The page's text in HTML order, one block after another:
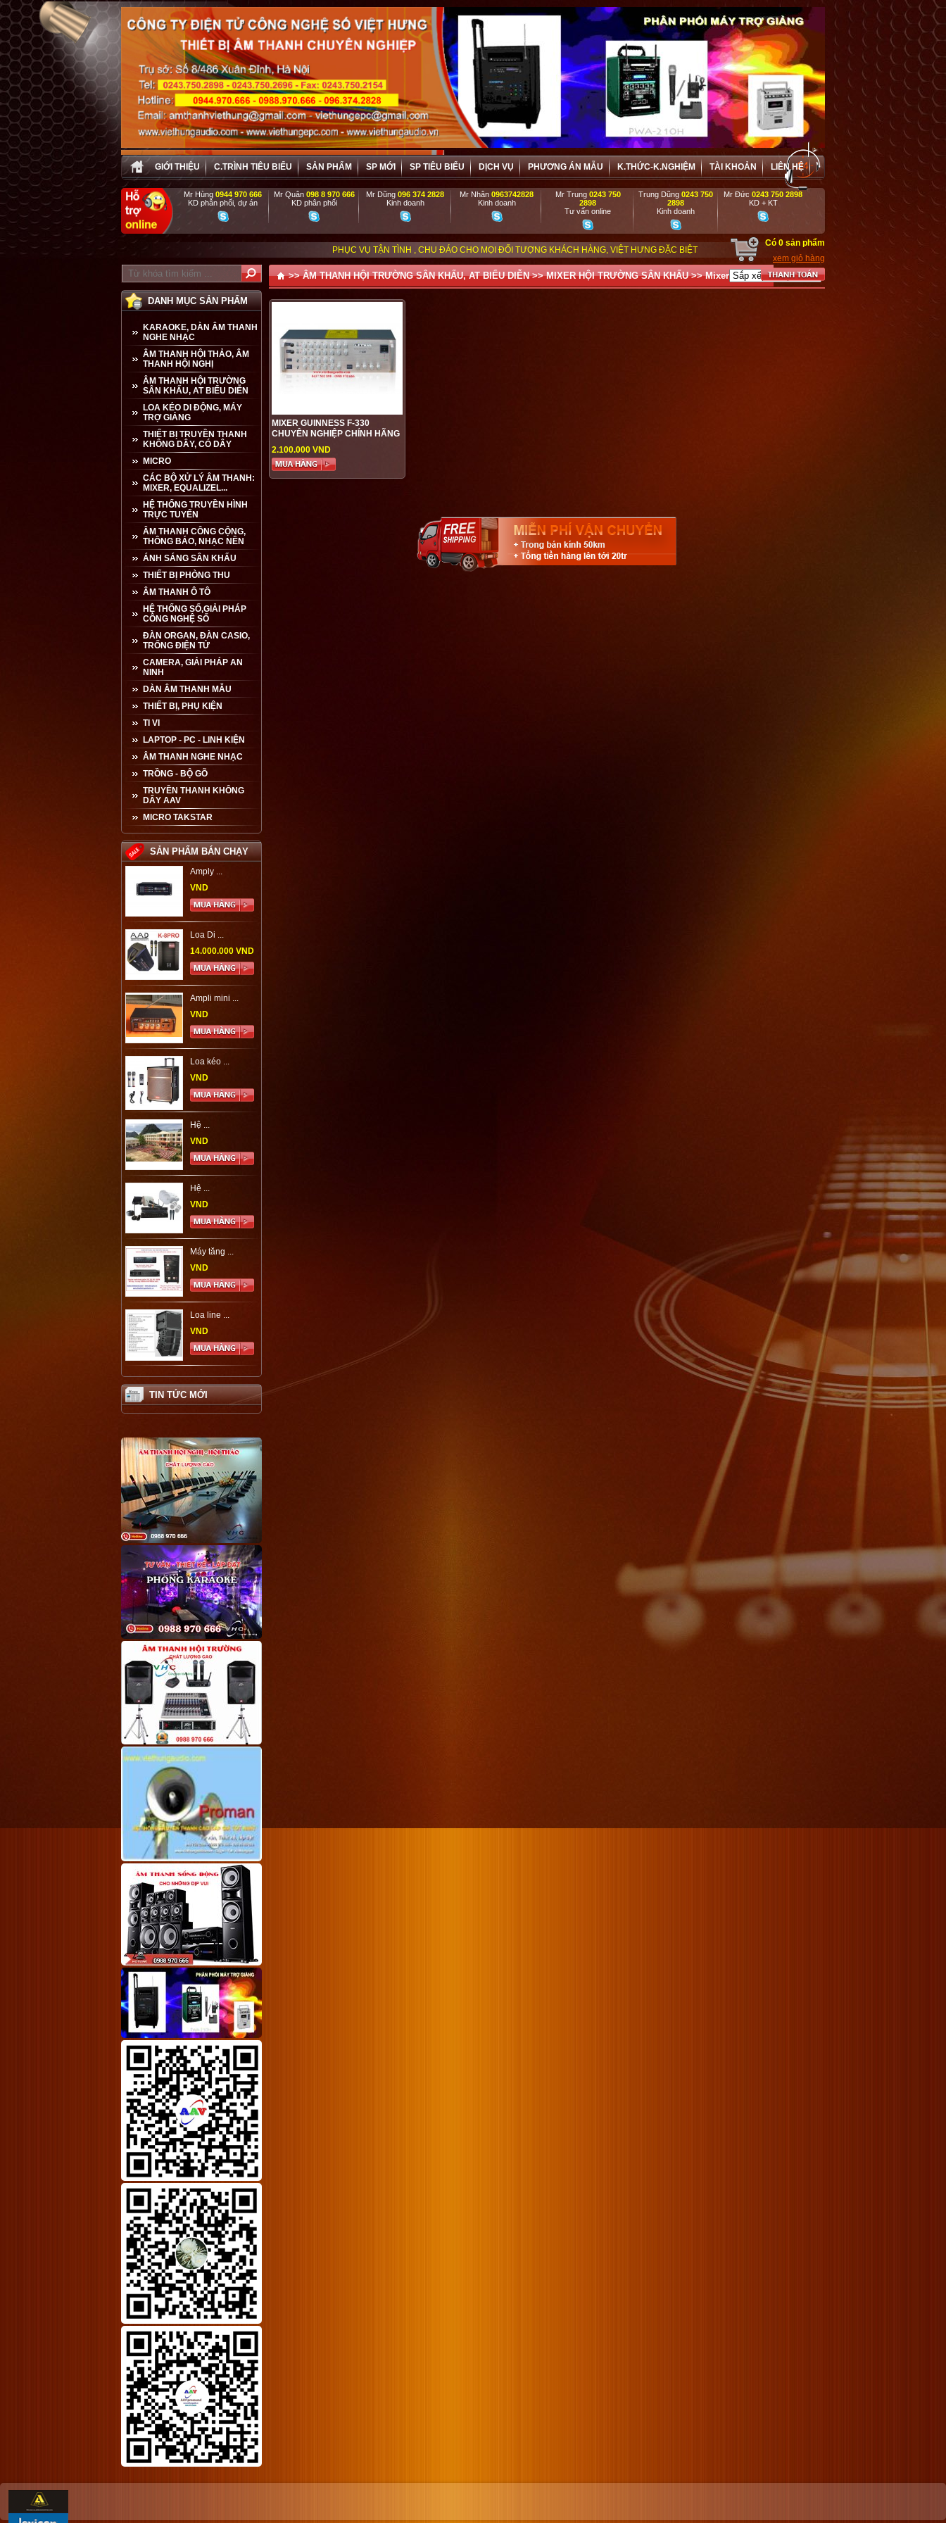
GIỚI THIỆU C.TRÌNH TIÊU BIỂU SẢN PHẨM SP MỚI SP TIÊU BIỂU DỊCH VỤ PHƯƠNG ÁN MẪU K.THỨC-K.NGHIỆM TÀI KHOẢN LIÊN HỆ
Mr Hùng0944 970 666
KD phân phối, dự án
Mr Quân 098 8 970 666
KD phân phối
Mr Dũng096 374 2828
Kinh doanh
Mr Nhân0963742828
Kinh doanh
Mr Trung 0243 750
2898
Tư vấn online
Trung Dũng 0243 750
2898
Kinh doanh
Mr Đức0243 750 2898
KD + KT
PHỤC VỤ TẬN TÌNH , CHU ĐÁO CHO MỌI ĐỐI TƯỢNG KHÁCH HÀNG, VIỆT HƯNG ĐẶC BIỆT ƯU ĐÃI VÀ HỢP TÁC HIỆU QUẢ VỚI CÁC DOANH NGHIỆP, DỰ ÁN,
Có 0 sản phẩm
xem giỏ hàng
DANH MỤC SẢN PHẨM
KARAOKE, DÀN ÂM THANH
NGHE NHẠC
ÂM THANH HỘI THẢO, ÂM
THANH HỘI NGHỊ
ÂM THANH HỘI TRƯỜNG
SÂN KHẤU, AT BIỂU DIỄN
LOA KÉO DI ĐỘNG, MÁY
TRỢ GIẢNG
THIẾT BỊ TRUYỀN THANH
KHÔNG DÂY, CÓ DÂY
MICRO
CÁC BỘ XỬ LÝ ÂM THANH:
MIXER, EQUALIZEL...
HỆ THỐNG TRUYỀN HÌNH
TRỰC TUYẾN
ÂM THANH CÔNG CỘNG,
THÔNG BÁO, NHẠC NỀN
ÁNH SÁNG SÂN KHẤU
THIẾT BỊ PHÒNG THU
ÂM THANH Ô TÔ
HỆ THỐNG SỐ,GIẢI PHÁP
CÔNG NGHỆ SỐ
ĐÀN ORGAN, ĐÀN CASIO,
TRỐNG ĐIỆN TỬ
CAMERA, GIẢI PHÁP AN
NINH
DÀN ÂM THANH MẪU
THIẾT BỊ, PHỤ KIỆN
TI VI
LAPTOP - PC - LINH KIỆN
ÂM THANH NGHE NHẠC
TRỒNG - BỘ GÕ
TRUYỀN THANH KHÔNG
DÂY AAV
MICRO TAKSTAR
SẢN PHẨM BÁN CHẠY
Amply ...
VND
Loa Di ...
14.000.000 VND
Ampli mini ...
VND
Loa kéo ...
VND
Hệ ...
VND
Hệ ...
VND
Máy tăng ...
VND
Loa line ...
VND
TIN TỨC MỚI
>>ÂM THANH HỘI TRƯỜNG SÂN KHẤU, AT BIỂU DIỄN>>MIXER HỘI TRƯỜNG SÂN KHẤU>>Mixer Guinness
MIXER GUINNESS F-330
CHUYÊN NGHIỆP CHÍNH HÃNG
2.100.000 VND